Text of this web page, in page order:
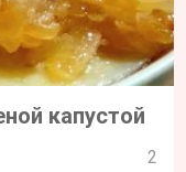
капустой
2